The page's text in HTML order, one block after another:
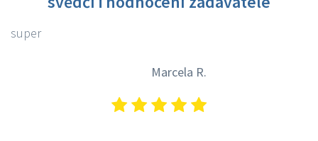
super
Marcela R.